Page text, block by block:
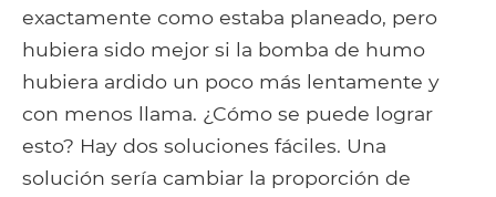
exactamente como estaba planeado, pero
hubiera sido mejor si la bomba de humo
hubiera ardido un poco más lentamente y
con menos llama. ¿Cómo se puede lograr
esto? Hay dos soluciones fáciles. Una
solución sería cambiar la proporción de